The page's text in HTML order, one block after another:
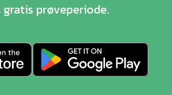
gratis prøveperiode.